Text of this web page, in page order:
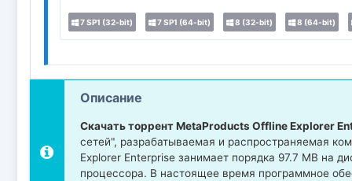
7 SP1 (32-bit) 7 SP1 (64-bit) 8 (32-bit) 8 (64-bit)
Описание
Скачать торрент MetaProducts Offline Explorer
сетей", разрабатываемая и распространяемая
Explorer Enterprise занимает порядка 97.7 MB на
процессора. В настоящее время программное